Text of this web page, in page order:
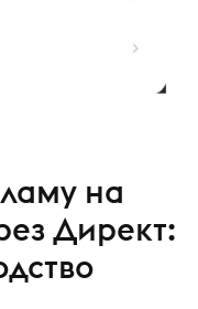
на
Директ: